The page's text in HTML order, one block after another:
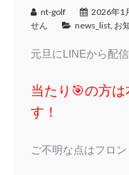
nt-golf 2026年1
せん
news_list, お
元旦にLINEから配
当たり🎯の方
す！
ご不明な点はフロン